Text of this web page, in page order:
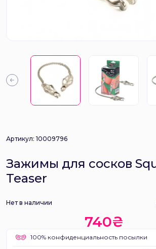
Артикул: 10009796
Зажимы для сосков
Teaser
Нет в наличии
740₴
100% конфиденциальность посылки